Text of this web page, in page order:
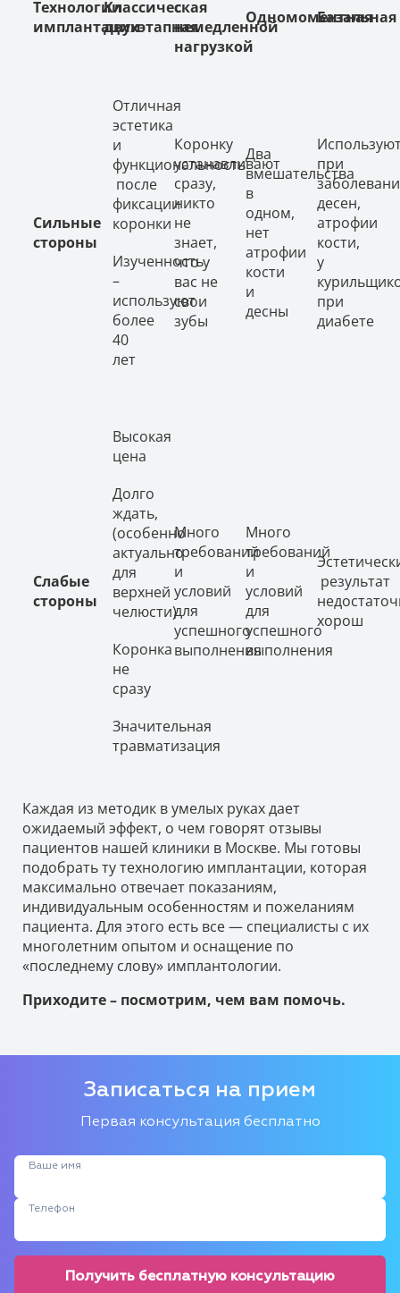
Технологии
имплантации
Классическая
двухэтапная
с
немедленной
нагрузкой
Одномоментная
Базальная
Сильные
стороны
Отличная
эстетика
и
функциональность
после
фиксации
коронки
Изученность
–
используют
более
40
лет
Коронку
устанавливают
сразу,
никто
не
знает,
что у
вас не
свои
зубы
Два
вмешательства
в
одном,
нет
атрофии
кости
и
десны
при
десен,
атрофии
кости,
у
при
диабете
Слабые
стороны
Высокая
цена
Долго
ждать,
(особенно
актуально
для
верхней
челюсти)
Коронка
не
сразу
Значительная
травматизация
Много
требований
и
условий
для
успешного
выполнения
Много
требований
и
условий
для
успешного
выполнения
результат
хорош
Каждая из методик в умелых руках дает
ожидаемый эффект, о чем говорят отзывы
пациентов нашей клиники в Москве. Мы готовы
подобрать ту технологию имплантации, которая
максимально отвечает показаниям,
индивидуальным особенностям и пожеланиям
пациента. Для этого есть все — специалисты с их
многолетним опытом и оснащение по
«последнему слову» имплантологии.
Приходите – посмотрим, чем вам помочь.
Записаться на прием
Первая консультация бесплатно
Ваше имя
Телефон
Получить бесплатную консультацию